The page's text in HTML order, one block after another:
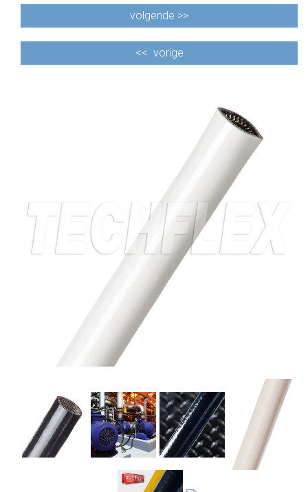
volgende >>
<< vorige